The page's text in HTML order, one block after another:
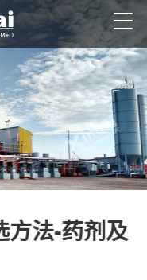
方法-药剂及